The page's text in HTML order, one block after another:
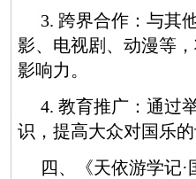
3. 跨界合作：与其
影、电视剧、动漫等
影响力。
4. 教育推广：通过
识，提高大众对国乐的
四、《天依游学记